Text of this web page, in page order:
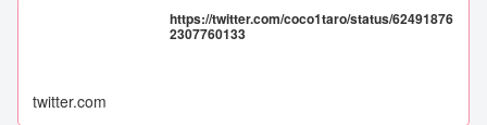
https://twitter.com/coco1taro/status/62491876
2307760133
twitter.com